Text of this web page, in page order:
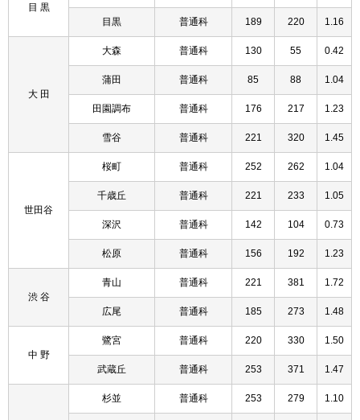
目 黒
目黒 普通科 189 220 1.16
大 田
大森 普通科 130 55 0.42
蒲田 普通科 85 88 1.04
田園調布 普通科 176 217 1.23
雪谷 普通科 221 320 1.45
世田谷
桜町 普通科 252 262 1.04
千歳丘 普通科 221 233 1.05
深沢 普通科 142 104 0.73
松原 普通科 156 192 1.23
渋 谷
青山 普通科 221 381 1.72
広尾 普通科 185 273 1.48
中 野
鷺宮 普通科 220 330 1.50
武蔵丘 普通科 253 371 1.47
杉並 普通科 253 279 1.10